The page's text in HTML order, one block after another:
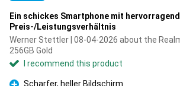
Ein schickes Smartphone mit
Preis-/Leistungsverhältnis
Werner Stettler | 08-04-2026 about the
256GB Gold
I recommend this product
Scharfer, heller Bildschirm